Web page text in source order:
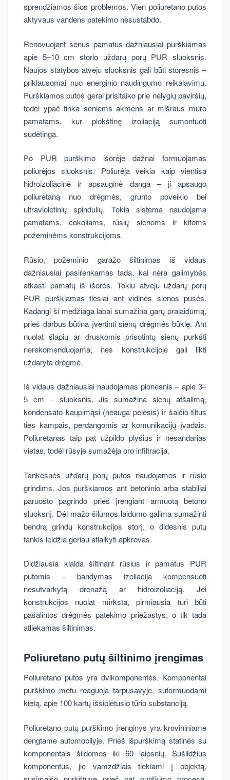
sprendžiamos šios problemos. Vien poliuretano putos
aktyvaus vandens patekimo nesustabdo.
Renovuojant senus pamatus dažniausiai purškiamas
apie 5–10 cm storio uždarų porų PUR sluoksnis.
Naujos statybos atveju sluoksnis gali būti storesnis –
priklausomai nuo energinio naudingumo reikalavimų.
Purškiamos putos gerai prisitaiko prie nelygių paviršių,
todėl ypač tinka seniems akmens ar mišraus mūro
pamatams, kur plokštinę izoliaciją sumontuoti
sudėtinga.
Po PUR purškimo išorėje dažnai formuojamas
poliurėjos sluoksnis. Poliurėja veikia kaip vientisa
hidroizoliacinė ir apsauginė danga – ji apsaugo
poliuretaną nuo drėgmės, grunto poveikio bei
ultravioletinių spindulių. Tokia sistema naudojama
pamatams, cokoliams, rūsių sienoms ir kitoms
požeminėms konstrukcijoms.
Rūsio, požeminio garažo šiltinimas iš vidaus
dažniausiai pasirenkamas tada, kai nėra galimybės
atkasti pamatų iš išorės. Tokiu atveju uždarų porų
PUR purškiamas tiesiai ant vidinės sienos pusės.
Kadangi ši medžiaga labai sumažina garų pralaidumą,
prieš darbus būtina įvertinti sienų drėgmės būklę. Ant
nuolat šlapių ar druskomis prisotintų sienų purkšti
nerekomenduojama, nes konstrukcijoje gali likti
uždaryta drėgmė.
Iš vidaus dažniausiai naudojamas plonesnis – apie 3–
5 cm – sluoksnis. Jis sumažina sienų atšalimą,
kondensato kaupimąsi (neauga pelėsis) ir šalčio tiltus
ties kampais, perdangomis ar komunikacijų įvadais.
Poliuretanas taip pat užpildo plyšius ir nesandarias
vietas, todėl rūsyje sumažėja oro infiltracija.
Tankesnės uždarų porų putos naudojamos ir rūsio
grindims. Jos purškiamos ant betoninio arba stabiliai
paruošto pagrindo prieš įrengiant armuotą betono
sluoksnį. Dėl mažo šilumos laidumo galima sumažinti
bendrą grindų konstrukcijos storį, o didesnis putų
tankis leidžia geriau atlaikyti apkrovas.
Didžiausia klaida šiltinant rūsius ir pamatus PUR
putomis – bandymas izoliacija kompensuoti
nesutvarkytą drenažą ar hidroizoliaciją. Jei
konstrukcijos nuolat mirksta, pirmiausia turi būti
pašalintos drėgmės patekimo priežastys, o tik tada
atliekamas šiltinimas.
Poliuretano putų šiltinimo įrengimas
Poliuretano putos yra dvikomponentės. Komponentai
purškimo metu reaguoja tarpusavyje, suformuodami
kietą, apie 100 kartų išsiplėtusio tūrio substanciją.
Poliuretano putų purškimo įrenginys yra krovininiame
dengtame automobilyje. Prieš išpurškimą statinės su
komponentais šildomos iki 60 laipsnių. Sušildžius
komponentus, jie vamzdžiais tiekiami į objektą,